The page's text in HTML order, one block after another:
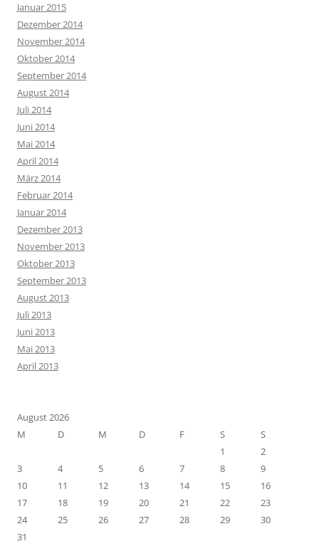
Januar 2015
Dezember 2014
November 2014
Oktober 2014
September 2014
August 2014
Juli 2014
Juni 2014
Mai 2014
April 2014
März 2014
Februar 2014
Januar 2014
Dezember 2013
November 2013
Oktober 2013
September 2013
August 2013
Juli 2013
Juni 2013
Mai 2013
April 2013
August 2026
M
D M D F S
S
1
2
3
4 5 6 7 8
9
10
11 12 13 14 15
16
17
18 19 20 21 22
23
24
25 26 27 28 29
30
31